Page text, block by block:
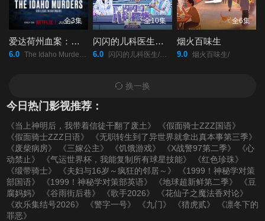
全3集
爱达荷州血案：大学梦魇
6.0 The Idaho Murders: College Nightmare/
全10集
闪闪的儿科医生第四季
6.0 闪闪的儿科医生/第四季/
全6集
烟火百味生
9.0 烟火百味生/
换一换
今日热门影视推荐：
《当上神明后，我带着信徒干翻了废土》
《假面骑士ZZZ国语》
《假面骑士ZZZ日语》
《无职转生到了异世界就拿出真本事第三季》
《废柴病房》
《三嫁公主》 《饥饿游戏》 《X战警97第二季》
《心
动禁止》
《气运世界杯，我能复制所有球星技能》
《红色珍珠》
《缎带骑士》
《夫妇与16岁～疯狂的邻居～》
《1999！神秘学对策
部国语》
《1999！神秘学对策部英语》 《地球超新鲜第二季》
《豆
腐妈妈》
《谷雨街后巷》 《歌手2026》
《花仙子之魔法香对论》
《欢乐集结号2026》
《警字一号》 《九门》 《猎虎贰》
《凛冬下的
罪恶》